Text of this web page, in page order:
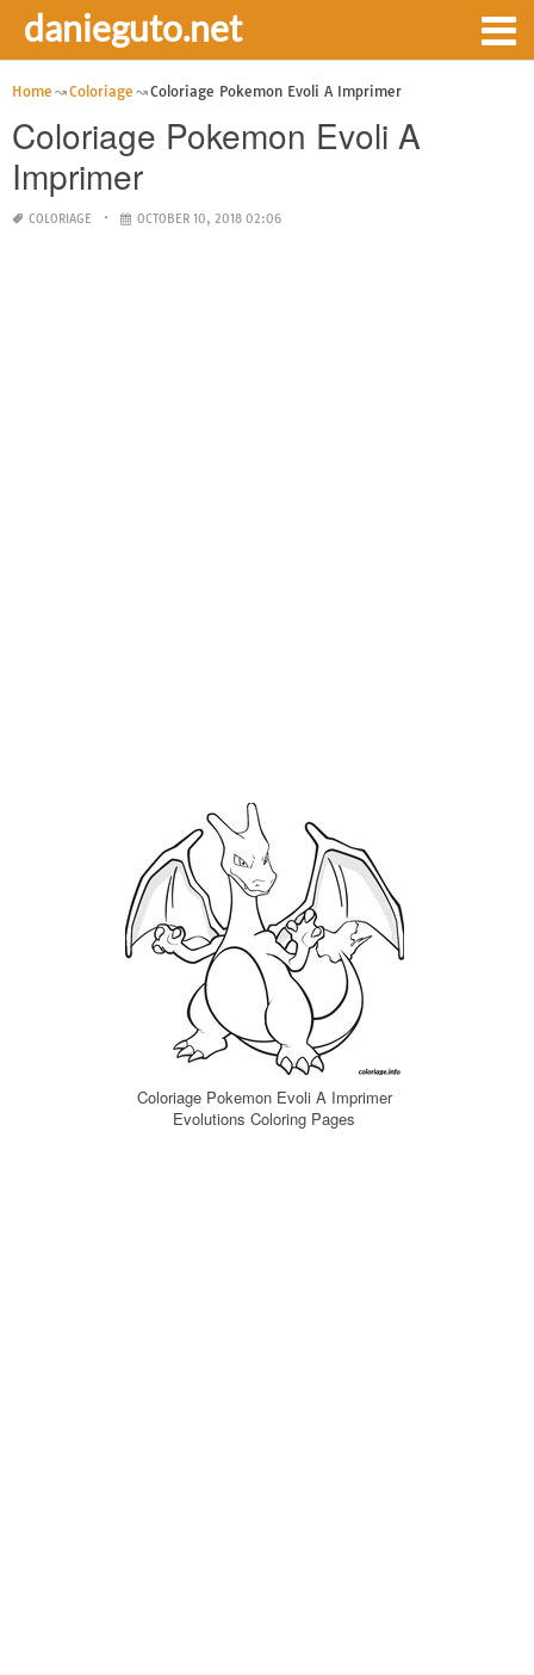
danieguto.net
Home Coloriage Coloriage Pokemon Evoli A Imprimer
Coloriage Pokemon Evoli A
Imprimer
COLORIAGE OCTOBER 10, 2018 02:06
Coloriage Pokemon Evoli A Imprimer
Evolutions Coloring Pages